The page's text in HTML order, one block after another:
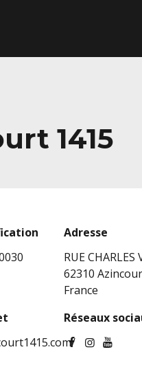
1415
Adresse
RUE CHARLES
62310
France
Réseaux